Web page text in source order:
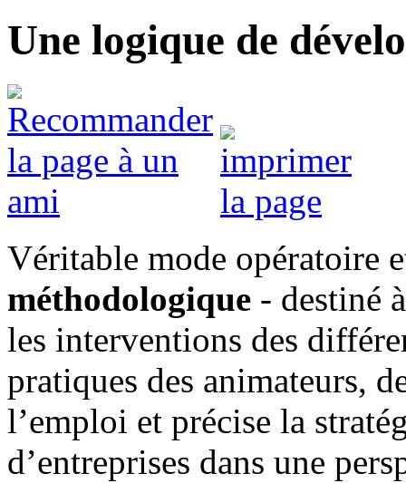
Une logique de
Véritable mode opératoire
méthodologique - destiné
les interventions des
pratiques des animateurs,
l’emploi et précise la
d’entreprises dans une